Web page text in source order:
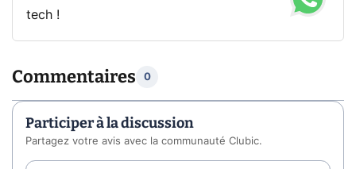
tech !
Commentaires 0
Participer à la discussion
Partagez votre avis avec la communauté Clubic.